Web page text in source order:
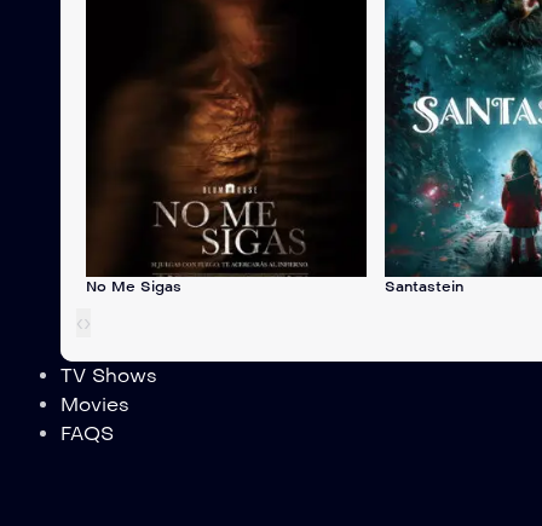
No Me Sigas Santastein
‹›
TV Shows
Movies
FAQS